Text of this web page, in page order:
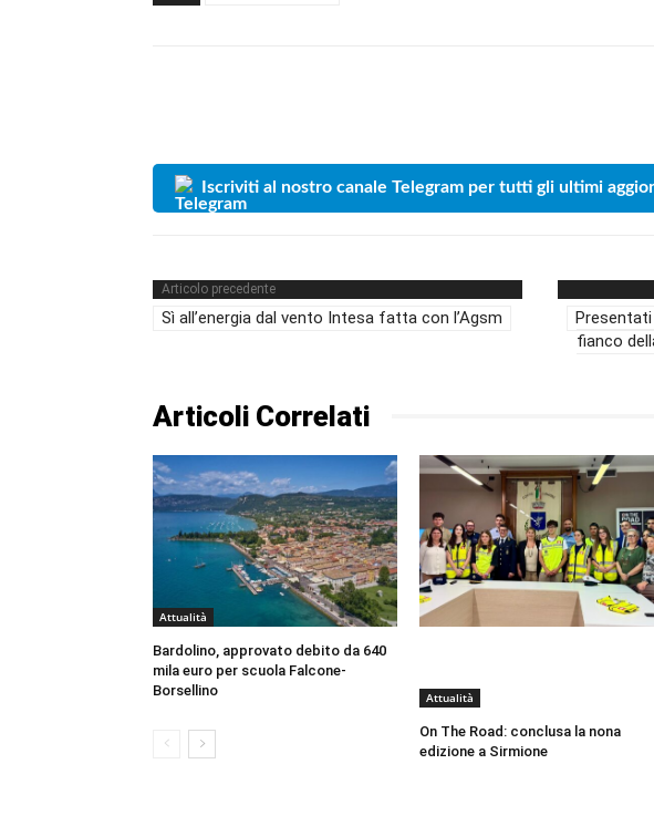
Iscriviti al nostro canale Telegram per tutti gli ultimi
Articolo precedente
Sì all’energia dal vento Intesa fatta con l’Agsm
fianco
Articoli Correlati
Attualità
Bardolino, approvato debito da 640
mila euro per scuola Falcone-
Borsellino
Attualità
On The Road: conclusa la nona
edizione a Sirmione